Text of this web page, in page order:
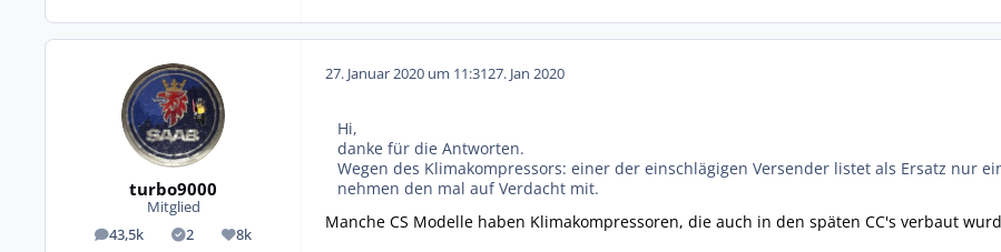
turbo9000
Mitglied
43,5k
Beiträge 2
Lösungen
8k
Reputation
27. Januar 2020 um 11:3127. Jan 2020
Hi,
danke für die Antworten.
Wegen des Klimakompressors: einer der einschlägigen Versender listet als Ersatz nur
nehmen den mal auf Verdacht mit.
Manche CS Modelle haben Klimakompressoren, die auch in den späten CC's verbaut